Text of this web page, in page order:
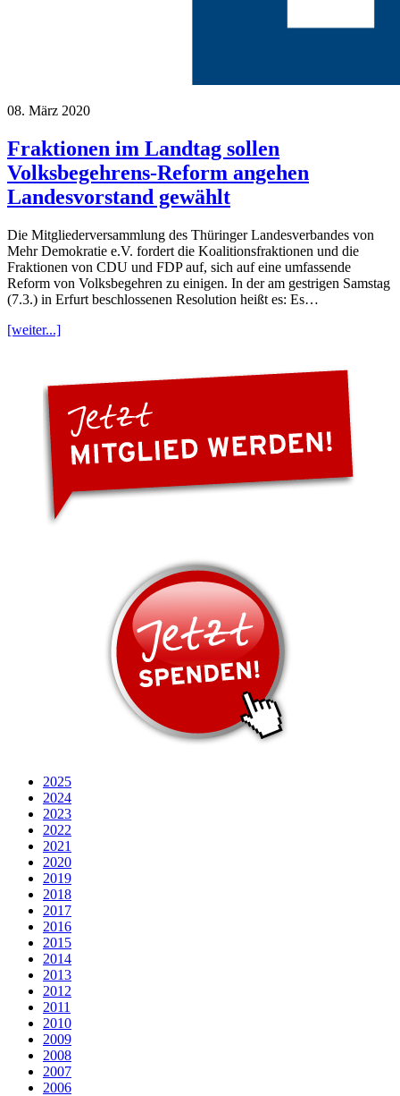
08. März 2020
Fraktionen im Landtag sollen
Volksbegehrens-Reform angehen
Landesvorstand gewählt
Die Mitgliederversammlung des Thüringer Landesverbandes von
Mehr Demokratie e.V. fordert die Koalitionsfraktionen und die
Fraktionen von CDU und FDP auf, sich auf eine umfassende
Reform von Volksbegehren zu einigen. In der am gestrigen Samstag
(7.3.) in Erfurt beschlossenen Resolution heißt es: Es…
[weiter...]
2025
2024
2023
2022
2021
2020
2019
2018
2017
2016
2015
2014
2013
2012
2011
2010
2009
2008
2007
2006